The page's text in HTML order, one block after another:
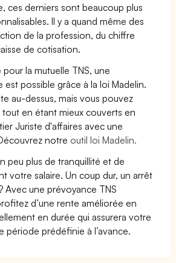
ces derniers sont beaucoup plus
Il y a quand même des
de la profession, du chiffre
de cotisation.
la mutuelle TNS, une
est possible grâce à la loi Madelin.
au-dessus, mais vous pouvez
en étant mieux couverts en
Juriste d'affaires avec une
notre outil loi Madelin.
peu plus de tranquillité et de
votre salaire. Un coup dur, un arrêt
Avec une prévoyance TNS
d’une rente améliorée en
en durée qui assurera votre
période prédéfinie à l’avance.